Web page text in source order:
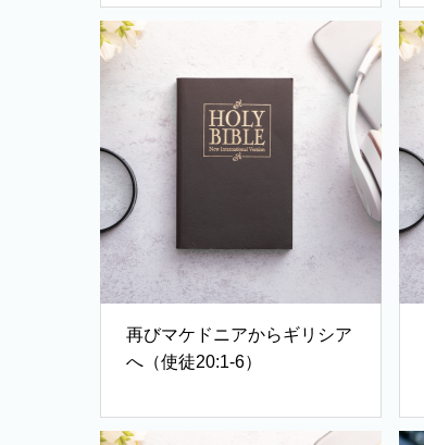
再びマケドニアからギリシア
へ（使徒20:1-6）